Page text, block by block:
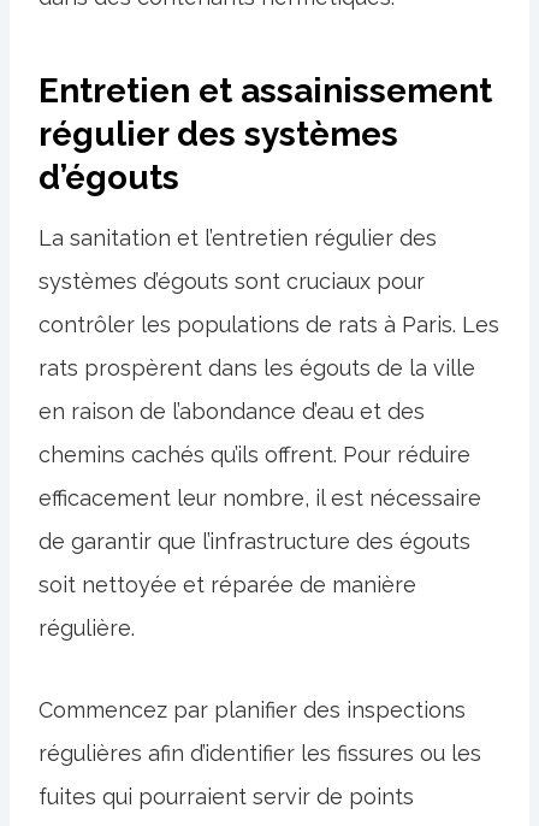
Entretien et assainissement
régulier des systèmes
d’égouts
La sanitation et l’entretien régulier des
systèmes d’égouts sont cruciaux pour
contrôler les populations de rats à Paris. Les
rats prospèrent dans les égouts de la ville
en raison de l’abondance d’eau et des
chemins cachés qu’ils offrent. Pour réduire
efficacement leur nombre, il est nécessaire
de garantir que l’infrastructure des égouts
soit nettoyée et réparée de manière
régulière.
Commencez par planifier des inspections
régulières afin d’identifier les fissures ou les
fuites qui pourraient servir de points